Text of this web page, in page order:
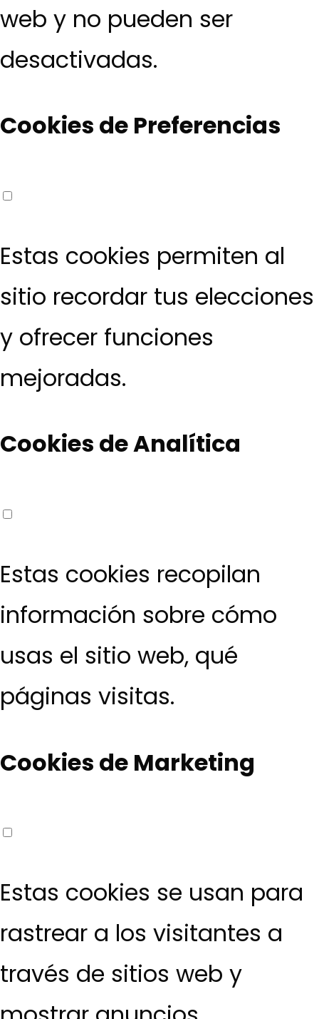
web y no pueden ser
desactivadas.
Cookies de Preferencias
Estas cookies permiten al
sitio recordar tus elecciones
y ofrecer funciones
mejoradas.
Cookies de Analítica
Estas cookies recopilan
información sobre cómo
usas el sitio web, qué
páginas visitas.
Cookies de Marketing
Estas cookies se usan para
rastrear a los visitantes a
través de sitios web y